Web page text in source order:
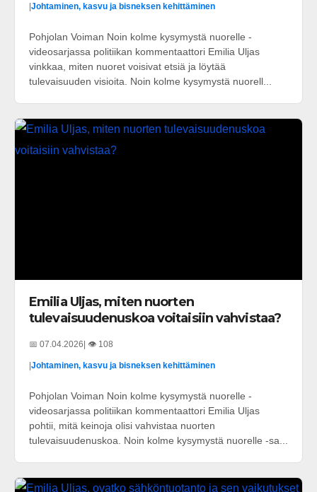
Johtaminen, kasvu ja bisneksen kehittäminen
Pohjolan Voiman Noin kolme kysymystä nuorelle -
videosarjassa politiikan kommentaattori Emilia Uljas
vinkkaa, miten nuoret voisivat etsiä ja löytää
tulevaisuuden visioita. Noin kolme kysymystä nuorell...
Emilia Uljas, miten nuorten
tulevaisuudenuskoa voitaisiin vahvistaa?
📅 07.04.2026 | 👁️ 108
Johtaminen, kasvu ja bisneksen kehittäminen
Pohjolan Voiman Noin kolme kysymystä nuorelle -
videosarjassa politiikan kommentaattori Emilia Uljas
pohtii, mitä keinoja olisi vahvistaa nuorten
tulevaisuudenuskoa. Noin kolme kysymystä nuorelle -sa...